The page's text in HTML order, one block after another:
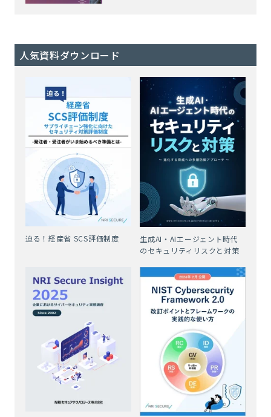
人気資料ダウンロード
迫る！経産省 SCS評価制度
生成AI・AIエージェント時代
のセキュリティリスクと対策